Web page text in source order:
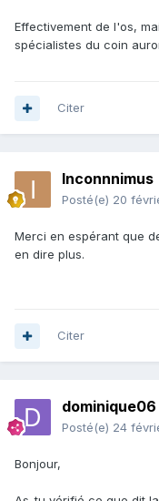
Effectivement de l'os,
spécialistes du coin
Citer
Inconnnimus
Posté(e) 20
Merci en espérant que
en dire plus.
Citer
dominique06
Posté(e) 24
Bonjour,